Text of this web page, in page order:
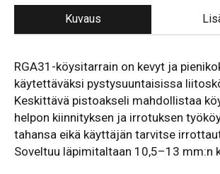
Kuvaus
RGA31-köysitarrain on kevyt ja
käytettäväksi pystysuuntaisissa
Keskittävä pistoakseli mahdollistaa
helpon kiinnityksen ja irrotuksen
tahansa eikä käyttäjän tarvitse
Soveltuu läpimitaltaan 10,5–13 mm:n